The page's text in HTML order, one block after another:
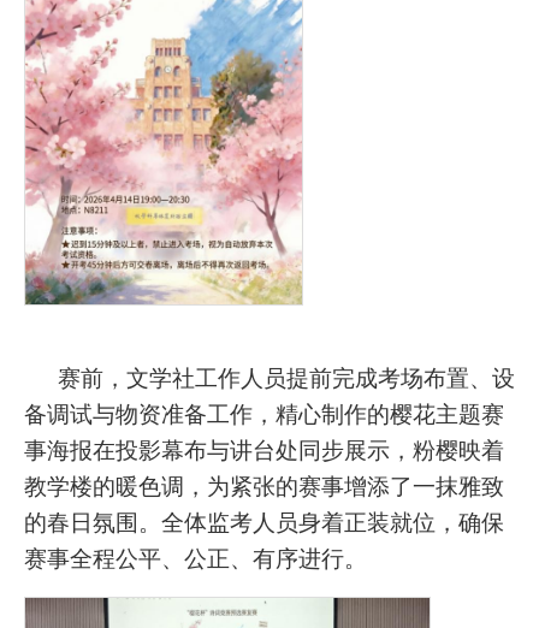
赛前，文学社工作人员提前完成考场布置、设
备调试与物资准备工作，精心制作的樱花主题赛
事海报在投影幕布与讲台处同步展示，粉樱映着
教学楼的暖色调，为紧张的赛事增添了一抹雅致
的春日氛围。全体监考人员身着正装就位，确保
赛事全程公平、公正、有序进行。